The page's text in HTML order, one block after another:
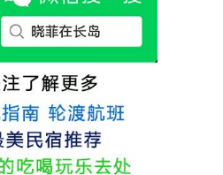
推荐津岸民宿，关键是老板娘晓菲很细心、
热情，能根据我提出的需求来安排房间，这
点很好。